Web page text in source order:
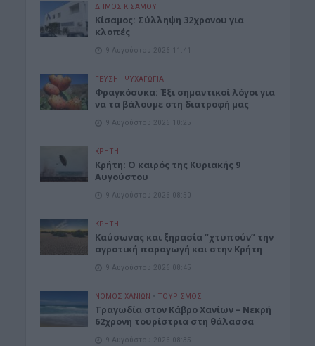
ΔΉΜΟΣ ΚΙΣΆΜΟΥ
Κίσαμος: Σύλληψη 32χρονου για
κλοπές
9 Αυγούστου 2026 11:41
ΓΕΎΣΗ - ΨΥΧΑΓΩΓΊΑ
Φραγκόσυκα: Έξι σημαντικοί λόγοι για
να τα βάλουμε στη διατροφή μας
9 Αυγούστου 2026 10:25
ΚΡΗΤΗ
Κρήτη: Ο καιρός της Κυριακής 9
Αυγούστου
9 Αυγούστου 2026 08:50
ΚΡΗΤΗ
Καύσωνας και ξηρασία “χτυπούν” την
αγροτική παραγωγή και στην Κρήτη
9 Αυγούστου 2026 08:45
ΝΟΜΌΣ ΧΑΝΊΩΝ • ΤΟΥΡΙΣΜΟΣ
Τραγωδία στον Κάβρο Χανίων – Νεκρή
62χρονη τουρίστρια στη θάλασσα
9 Αυγούστου 2026 08:35